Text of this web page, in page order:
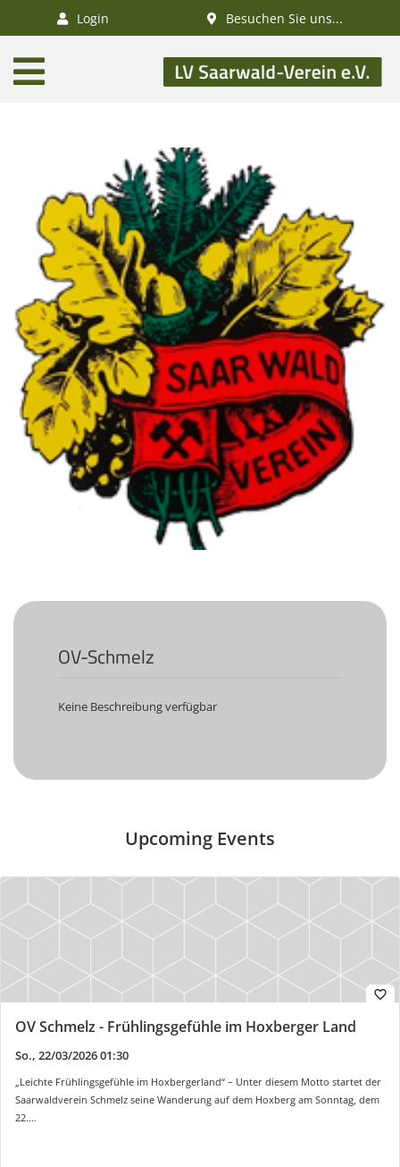
Login Besuchen Sie uns...
AKTUELLES
GESUNDHEIT
Gesundheitswandern
Deutsches
Wanderabzeichen
NATUR
/
KULTUR
Naturschutz
Kultur &
Heimatpflege
SWV
Lehrgänge
Aktivitätenübersicht
Mitgliedschaft
UNS
SWV
Geschäftsstelle
Ortsvereine
Der
Hütten
Wandermagazin
Spenden
OV-Schmelz
Keine Beschreibung verfügbar
Upcoming Events
favorite_border
OV Schmelz - Frühlingsgefühle im Hoxberger Land
So., 22/03/2026 01:30
„Leichte Frühlingsgefühle im Hoxbergerland“ – Unter diesem Motto startet der
Saarwaldverein Schmelz seine Wanderung auf dem Hoxberg am Sonntag, dem
22.…